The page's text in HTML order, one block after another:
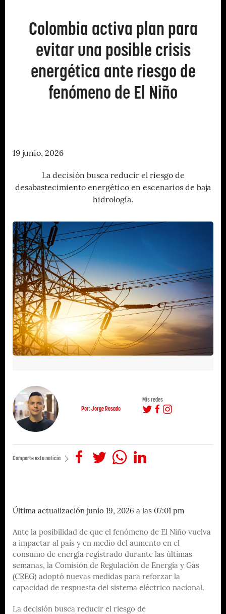
Colombia activa plan para
evitar una posible crisis
energética ante riesgo de
fenómeno de El Niño
19 junio, 2026
La decisión busca reducir el riesgo de
desabastecimiento energético en escenarios de baja
hidrología.
Por: Jorge Rosado
Mis redes
Comparte esta noticia
Última actualización junio 19, 2026 a las 07:01 pm
Ante la posibilidad de que el fenómeno de El Niño vuelva
a impactar al país y en medio del aumento en el
consumo de energía registrado durante las últimas
semanas, la Comisión de Regulación de Energía y Gas
(CREG) adoptó nuevas medidas para reforzar la
capacidad de respuesta del sistema eléctrico nacional.
La decisión busca reducir el riesgo de